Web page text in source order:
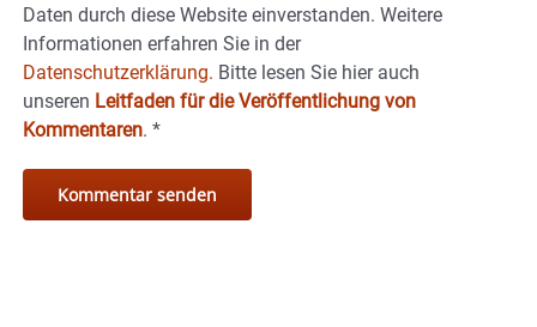
Daten durch diese Website einverstanden. Weitere
Informationen erfahren Sie in der
Datenschutzerklärung. Bitte lesen Sie hier auch
unseren Leitfaden für die Veröffentlichung von
Kommentaren. *